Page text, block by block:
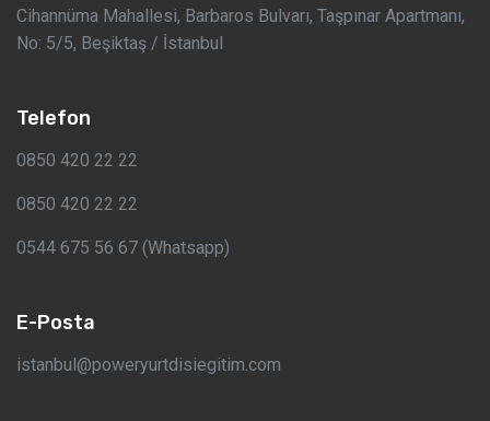
Cihannüma Mahallesi, Barbaros Bulvarı, Taşpınar Apartmanı,
No: 5/5, Beşiktaş / İstanbul
Telefon
0850 420 22 22
0850 420 22 22
0544 675 56 67 (Whatsapp)
E-Posta
istanbul@poweryurtdisiegitim.com